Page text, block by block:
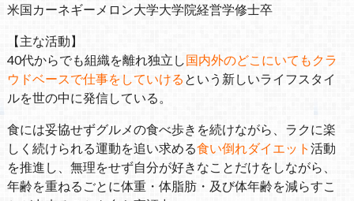
米国カーネギーメロン大学大学院経営学修士卒
【主な活動】
40代からでも組織を離れ独立し国内外のどこにいてもクラ
ウドベースで仕事をしていける という新しいライフスタイ
ルを世の中に発信している。
食には妥協せずグルメの食べ歩きを続けながら、ラクに楽
しく続けられる運動を追い求める食い倒れダイエット 活動
を推進し、無理をせず自分が好きなことだけをしながら、
年齢を重ねるごとに体重・体脂肪・及び体年齢を減らすこ